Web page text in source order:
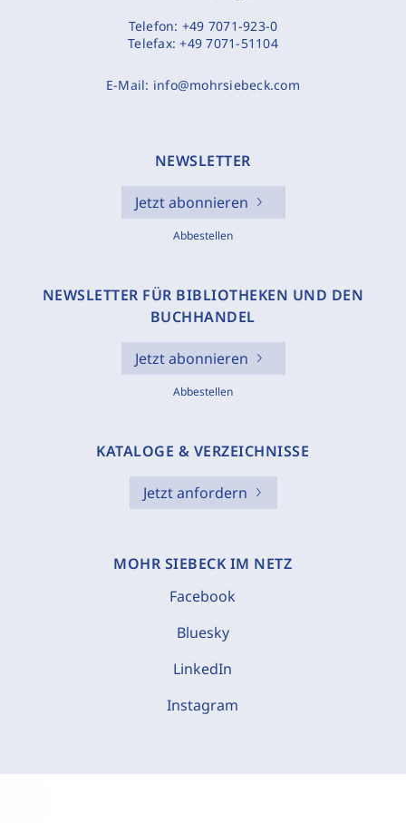
Telefon: +49 7071-923-0
Telefax:+49 7071-51104
E-Mail: info@mohrsiebeck.com
NEWSLETTER
Jetzt abonnieren
Abbestellen
NEWSLETTER FÜR BIBLIOTHEKEN UND DEN
BUCHHANDEL
Jetzt abonnieren
Abbestellen
KATALOGE & VERZEICHNISSE
Jetzt anfordern
MOHR SIEBECK IM NETZ
Facebook
Bluesky
LinkedIn
Instagram